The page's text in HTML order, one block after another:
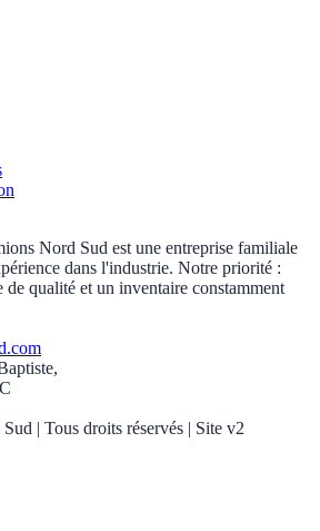
Nord Sud est une entreprise familiale
dans l'industrie. Notre priorité :
qualité et un inventaire constamment
| Tous droits réservés | Site v2